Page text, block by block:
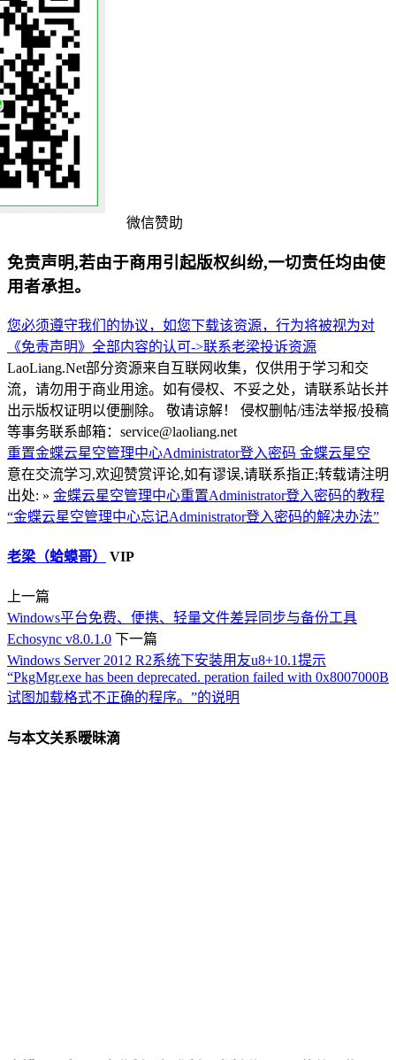
微信赞助
免责声明,若由于商用引起版权纠纷,一切责任均由使
用者承担。
您必须遵守我们的协议，如您下载该资源，行为将被视为对
《免责声明》全部内容的认可->联系老梁投诉资源
LaoLiang.Net部分资源来自互联网收集，仅供用于学习和交
流，请勿用于商业用途。如有侵权、不妥之处，请联系站长并
出示版权证明以便删除。 敬请谅解！ 侵权删帖/违法举报/投稿
等事务联系邮箱：service@laoliang.net
重置金蝶云星空管理中心Administrator登入密码 金蝶云星空
意在交流学习,欢迎赞赏评论,如有谬误,请联系指正;转载请注明
出处: » 金蝶云星空管理中心重置Administrator登入密码的教程
“金蝶云星空管理中心忘记Administrator登入密码的解决办法”
老梁（蛤蟆哥） VIP
上一篇
Windows平台免费、便携、轻量文件差异同步与备份工具
Echosync v8.0.1.0 下一篇
Windows Server 2012 R2系统下安装用友u8+10.1提示
“PkgMgr.exe has been deprecated. peration failed with 0x8007000B
试图加载格式不正确的程序。”的说明
与本文关系暧昧滴